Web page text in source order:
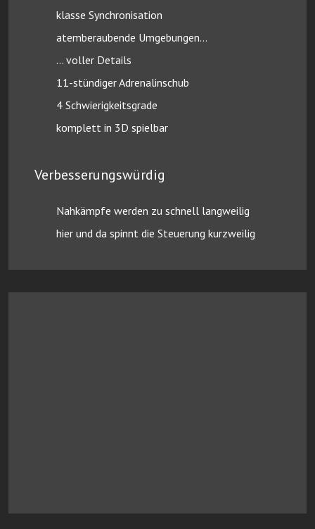
klasse Synchronisation
atemberaubende Umgebungen…
… voller Details
11-stündiger Adrenalinschub
4 Schwierigkeitsgrade
komplett in 3D spielbar
Verbesserungswürdig
Nahkämpfe werden zu schnell langweilig
hier und da spinnt die Steuerung kurzweilig